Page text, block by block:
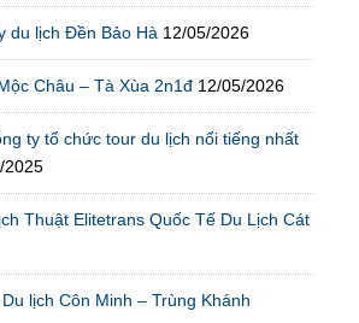
du lịch Đền Bảo Hà 12/05/2026
Châu – Tà Xùa 2n1đ 12/05/2026
ty tổ chức tour du lịch nổi tiếng nhất
2025
Thuật Elitetrans Quốc Tế Du Lịch Cát
lịch Côn Minh – Trùng Khánh